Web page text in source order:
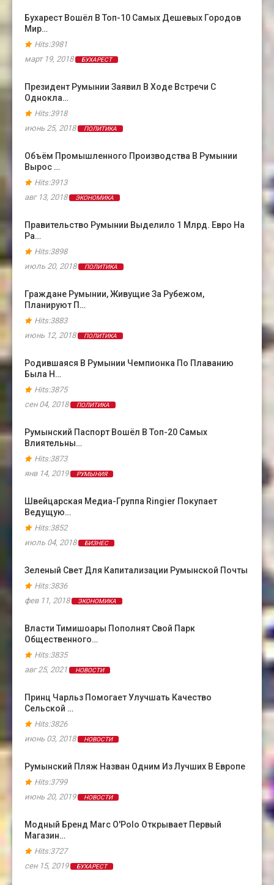
Бухарест Вошёл В Топ-10 Самых Дешевых Городов
Мир…
Hits:3981
март 19, 2018
БУХАРЕСТ
Президент Румынии Заявил В Ходе Встречи С
Однокла…
Hits:3918
июнь 25, 2018
ПОЛИТИКА
Объём Промышленного Производства В Румынии
Вырос …
Hits:3913
авг 13, 2018
ЭКОНОМИКА
Правительство Румынии Выделило 1 Млрд. Евро На
Ра…
Hits:3898
июль 20, 2018
ПОЛИТИКА
Граждане Румынии, Живущие За Рубежом,
Планируют П…
Hits:3883
июнь 12, 2018
ПОЛИТИКА
Родившаяся В Румынии Чемпионка По Плаванию
Была Н…
Hits:3875
сен 04, 2018
ПОЛИТИКА
Румынский Паспорт Вошёл В Топ-20 Самых
Влиятельны…
Hits:3873
янв 14, 2019
РУМЫНИЯ
Швейцарская Медиа-Группа Ringier Покупает
Ведущую…
Hits:3852
июль 04, 2018
БИЗНЕС
Зеленый Свет Для Капитализации Румынской Почты
Hits:3836
фев 11, 2018
ЭКОНОМИКА
Власти Тимишоары Пополнят Свой Парк
Общественного…
Hits:3835
авг 25, 2021
НОВОСТИ
Принц Чарльз Помогает Улучшать Качество
Сельской …
Hits:3826
июнь 03, 2018
НОВОСТИ
Румынский Пляж Назван Одним Из Лучших В Европе
Hits:3799
июнь 20, 2019
НОВОСТИ
Модный Бренд Marc O'Polo Открывает Первый
Магазин…
Hits:3727
сен 15, 2019
БУХАРЕСТ